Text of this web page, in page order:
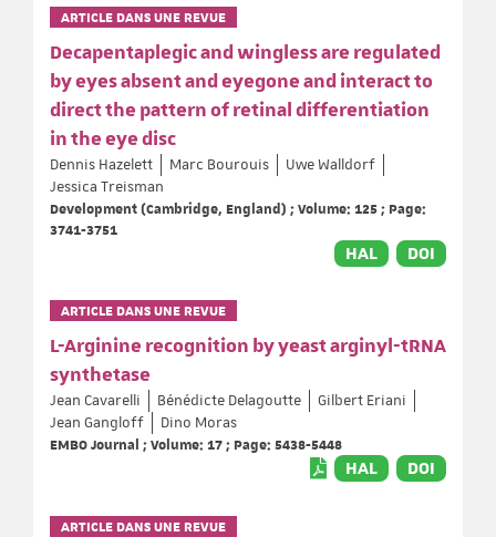
ARTICLE DANS UNE REVUE
Decapentaplegic and wingless are regulated
by eyes absent and eyegone and interact to
direct the pattern of retinal differentiation
in the eye disc
Dennis Hazelett Marc Bourouis
Uwe Walldorf
Jessica Treisman
Development (Cambridge, England) ; Volume: 125 ; Page:
3741-3751
HAL DOI
ARTICLE DANS UNE REVUE
L-Arginine recognition by yeast arginyl-tRNA
synthetase
Jean Cavarelli Bénédicte Delagoutte
Gilbert Eriani
Jean Gangloff
Dino Moras
EMBO Journal ; Volume: 17 ; Page: 5438-5448
HAL DOI
ARTICLE DANS UNE REVUE